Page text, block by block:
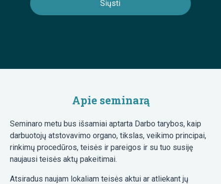
Apie seminarą
Seminaro metu bus išsamiai aptarta Darbo tarybos, kaip
darbuotojų atstovavimo organo, tikslas, veikimo principai,
rinkimų procedūros, teisės ir pareigos ir su tuo susiję
naujausi teisės aktų pakeitimai.
Atsiradus naujam lokaliam teisės aktui ar atliekant jų